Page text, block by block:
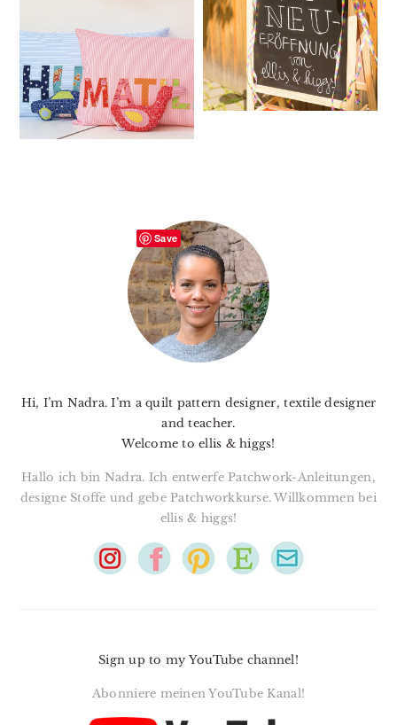
Hi, I’m Nadra. I’m a quilt pattern designer, textile designer
and teacher.
Welcome to ellis & higgs!
Hallo ich bin Nadra. Ich entwerfe Patchwork-Anleitungen,
designe Stoffe und gebe Patchworkkurse. Willkommen bei
ellis & higgs!
Sign up to my YouTube channel!
Abonniere meinen YouTube Kanal!
Save